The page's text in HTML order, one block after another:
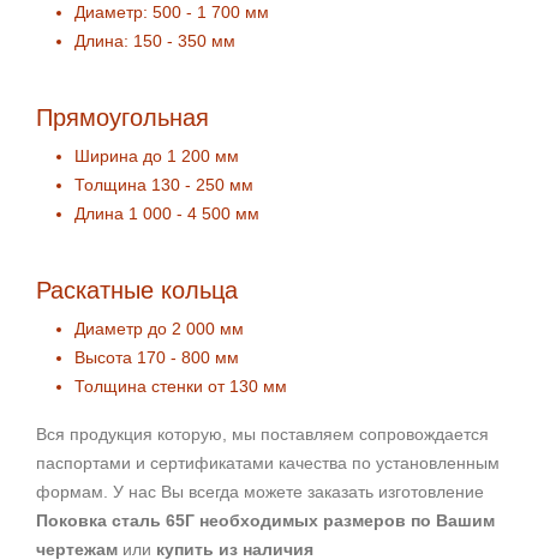
Диаметр: 500 - 1 700 мм
Длина: 150 - 350 мм
Прямоугольная
Ширина до 1 200 мм
Толщина 130 - 250 мм
Длина 1 000 - 4 500 мм
Раскатные кольца
Диаметр до 2 000 мм
Высота 170 - 800 мм
Толщина стенки от 130 мм
Вся продукция которую, мы поставляем сопровождается
паспортами и сертификатами качества по установленным
формам. У нас Вы всегда можете заказать изготовление
Поковка сталь 65Г необходимых размеров по Вашим
чертежам или купить из наличия